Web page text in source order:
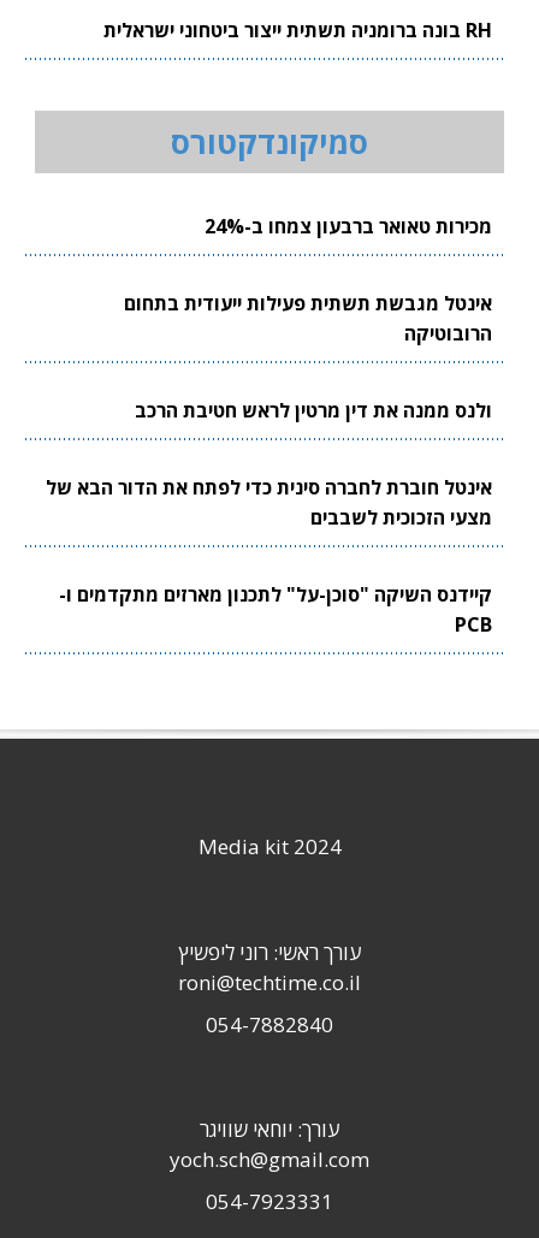
RH בונה ברומניה תשתית ייצור ביטחוני ישראלית
סמיקונדקטורס
מכירות טאואר ברבעון צמחו ב-24%
אינטל מגבשת תשתית פעילות ייעודית בתחום
הרובוטיקה
ולנס ממנה את דין מרטין לראש חטיבת הרכב
אינטל חוברת לחברה סינית כדי לפתח את הדור הבא של
מצעי הזכוכית לשבבים
קיידנס השיקה "סוכן-על" לתכנון מארזים מתקדמים ו-
PCB
Media kit 2024
עורך ראשי: רוני ליפשיץ
roni@techtime.co.il
054-7882840
עורך: יוחאי שוויגר
yoch.sch@gmail.com
054-7923331